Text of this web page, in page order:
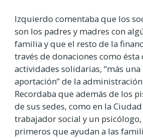
Izquierdo comentaba que los
son los padres y madres con
familia y que el resto de la
través de donaciones como ésta
actividades solidarias, “más
aportación” de la
Recordaba que además de los
de sus sedes, como en la
trabajador social y un
primeros que ayudan a las